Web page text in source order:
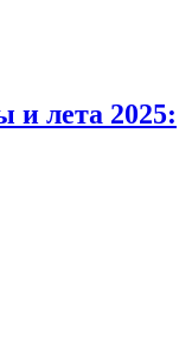
лета 2025: